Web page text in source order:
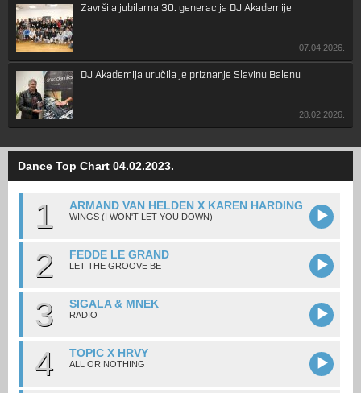
Završila jubilarna 30. generacija DJ Akademije
07.04.2026.
DJ Akademija uručila je priznanje Slavinu Balenu
28.02.2026.
Dance Top Chart 04.02.2023.
1 ARMAND VAN HELDEN X KAREN HARDING
WINGS (I WON'T LET YOU DOWN)
2 FEDDE LE GRAND
LET THE GROOVE BE
3 SIGALA & MNEK
RADIO
4 TOPIC X HRVY
ALL OR NOTHING